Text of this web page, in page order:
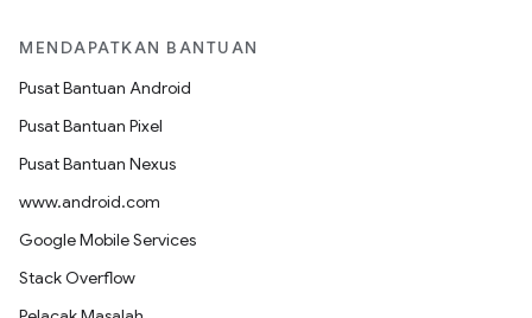
MENDAPATKAN BANTUAN
Pusat Bantuan Android
Pusat Bantuan Pixel
Pusat Bantuan Nexus
www.android.com
Google Mobile Services
Stack Overflow